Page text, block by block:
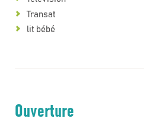
Transat
lit bébé
Ouverture